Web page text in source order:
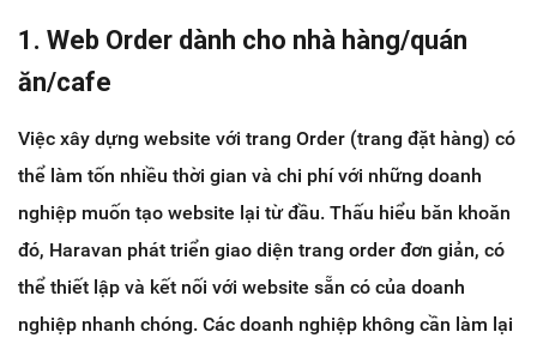
1. Web Order dành cho nhà hàng/quán
ăn/cafe
Việc xây dựng website với trang Order (trang đặt hàng) có
thể làm tốn nhiều thời gian và chi phí với những doanh
nghiệp muốn tạo website lại từ đầu. Thấu hiểu băn khoăn
đó, Haravan phát triển giao diện trang order đơn giản, có
thể thiết lập và kết nối với website sẵn có của doanh
nghiệp nhanh chóng. Các doanh nghiệp không cần làm lại